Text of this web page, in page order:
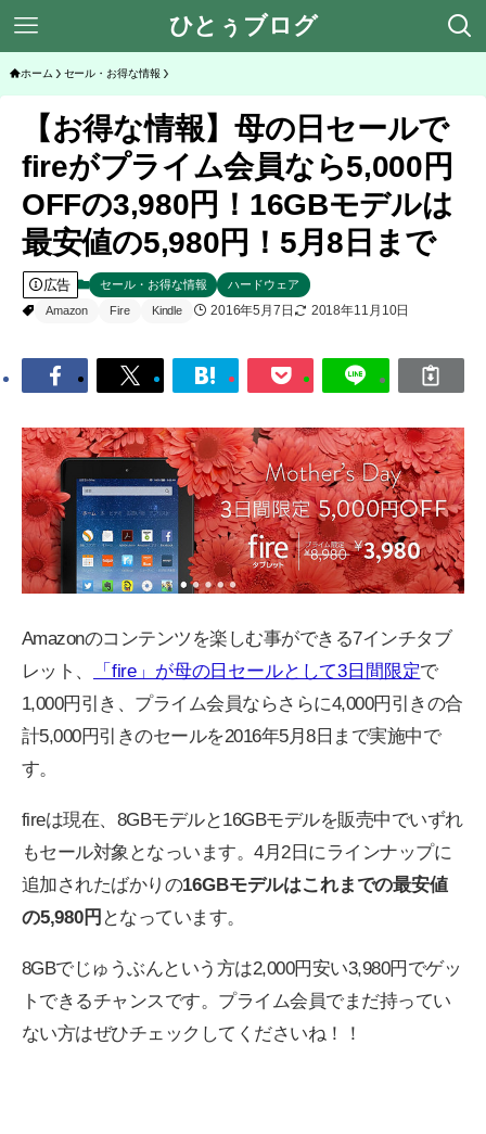
ひとぅブログ
ホーム セール・お得な情報
【お得な情報】母の日セールで
fireがプライム会員なら5,000円
OFFの3,980円！16GBモデルは
最安値の5,980円！5月8日まで
広告 セール・お得な情報
ハードウェア
Amazon
Fire Kindle 2016年5月7日 2018年11月10日
Amazonのコンテンツを楽しむ事ができる7インチタブ
レット、
「fire」が母の日セールとして3日間限定で
1,000円引き、プライム会員ならさらに4,000円引きの合
計5,000円引きのセールを2016年5月8日まで実施中で
す。
fireは現在、8GBモデルと16GBモデルを販売中でいずれ
もセール対象となっいます。4月2日にラインナップに
追加されたばかりの16GBモデルはこれまでの最安値
の5,980円 となっています。
8GBでじゅうぶんという方は2,000円安い3,980円でゲッ
トできるチャンスです。プライム会員でまだ持ってい
ない方はぜひチェックしてくださいね！！